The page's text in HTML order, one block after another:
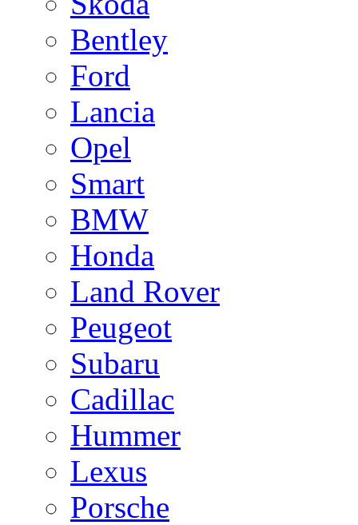
Bentley
Ford
Lancia
Opel
Smart
BMW
Honda
Land Rover
Peugeot
Subaru
Cadillac
Hummer
Lexus
Porsche